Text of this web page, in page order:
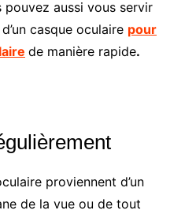
pouvez aussi vous servir
casque oculaire pour
de manière rapide.
proviennent d’un
de la vue ou de tout